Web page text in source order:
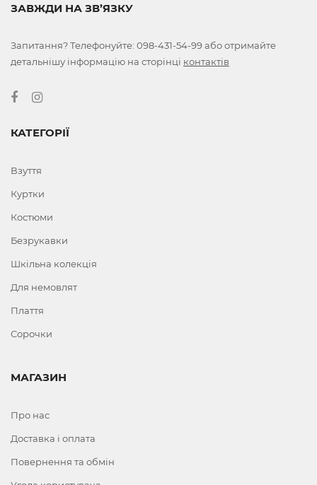
ЗАВЖДИ НА ЗВ’ЯЗКУ
Запитання? Телефонуйте: 098-431-54-99або отримайте
детальнішу інформацію на сторінці контактів
КАТЕГОРІЇ
Взуття
Куртки
Костюми
Безрукавки
Шкільна колекція
Для немовлят
Плаття
Сорочки
МАГАЗИН
Про нас
Доставка і оплата
Повернення та обмін